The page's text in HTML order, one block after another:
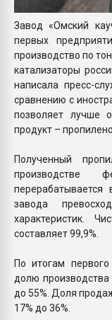
Завод «Омский
первых
производство по
катализаторы
написала пресс-
сравнению с
позволяет лучше
продукт –
Полученный
производстве
перерабатывается
завода
характеристик.
составляет 99,9%.
По итогам
долю производства
до 55%. Доля
17% до 36%.